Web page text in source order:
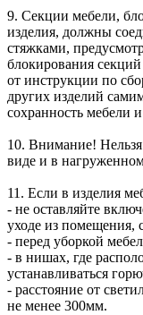
9. Секции мебели,
изделия, должны
стяжками,
блокирования
от инструкции по
других изделий
сохранность мебели
10. Внимание!
виде и в
11. Если в изделия
- не оставляйте
уходе из
- перед уборкой
- в нишах, где
устанавливаться
- расстояние от
не менее 300мм.